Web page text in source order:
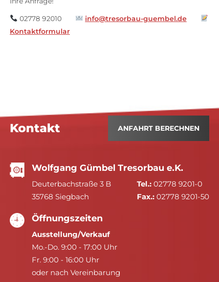
02778 92010
info@tresorbau-guembel.de
Kontaktformular
Kontakt ANFAHRT BERECHNEN
Wolfgang Gümbel Tresorbau e.K.
Deuterbachstraße 3 B
35768 Siegbach
Tel.: 02778 9201-0
Fax.: 02778 9201-50
Öffnungszeiten
Ausstellung/Verkauf
Mo.-Do. 9:00 - 17:00 Uhr
Fr. 9:00 - 16:00 Uhr
oder nach Vereinbarung